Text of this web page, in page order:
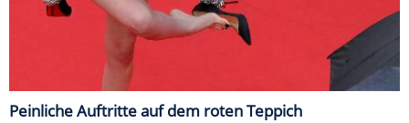
Peinliche Auftritte auf dem roten Teppich